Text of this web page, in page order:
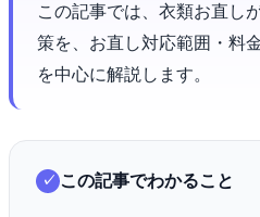
この記事では、衣類お直し
策を、お直し対応範囲・料
を中心に解説します。
この記事でわかること